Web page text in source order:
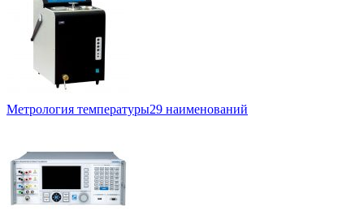
Метрология температуры29 наименований